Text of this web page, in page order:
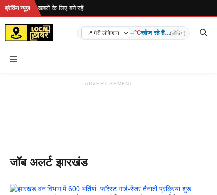
Skip
content
ब्रेकिंग न्यूज़
रहा है... ताज़ा खबरों के लिए बने रहें...
--°Cखोज रहे हैं...(लोडिंग)
Menu
ADVERTISEMENT
जॉब अलर्ट झारखंड